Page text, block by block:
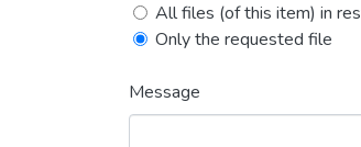
All files (of this item) in
Only the requested file
Message